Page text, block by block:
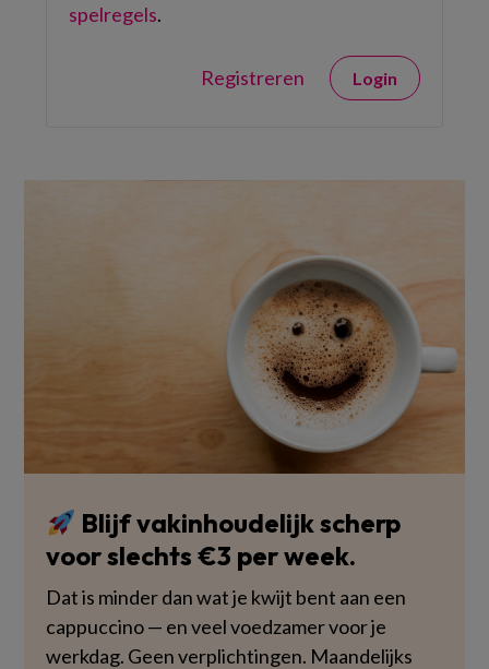
spelregels.
Registreren Login
Blijf vakinhoudelijk scherp
voor slechts €3 per week.
Dat is minder dan wat je kwijt bent aan een
cappuccino — en veel voedzamer voor je
werkdag. Geen verplichtingen. Maandelijks